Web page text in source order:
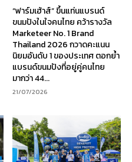
“ฟาร์มเฮ้าส์” ขึ้นแท่นแบรนด์
ขนมปังในใจคนไทย คว้ารางวัล
Marketeer No. 1 Brand
Thailand 2026 กวาดคะแนน
นิยมอันดับ 1 ของประเทศ ตอกย้ำ
แบรนด์ขนมปังที่อยู่คู่คนไทย
มากว่า 44...
21/07/2026